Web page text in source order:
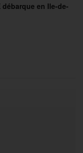
débarque en Ile-de-